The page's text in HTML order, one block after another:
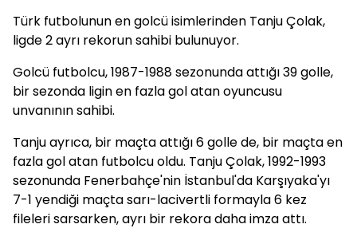
Türk futbolunun en golcü isimlerinden Tanju Çolak,
ligde 2 ayrı rekorun sahibi bulunuyor.
Golcü futbolcu, 1987-1988 sezonunda attığı 39 golle,
bir sezonda ligin en fazla gol atan oyuncusu
unvanının sahibi.
Tanju ayrıca, bir maçta attığı 6 golle de, bir maçta en
fazla gol atan futbolcu oldu. Tanju Çolak, 1992-1993
sezonunda Fenerbahçe'nin İstanbul'da Karşıyaka'yı
7-1 yendiği maçta sarı-lacivertli formayla 6 kez
fileleri sarsarken, ayrı bir rekora daha imza attı.